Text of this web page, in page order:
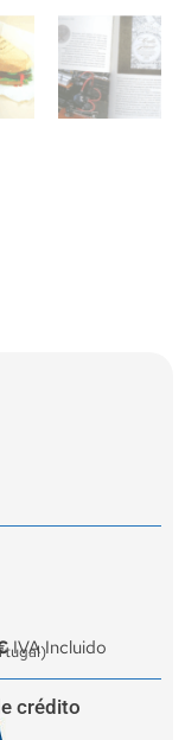
IVA Incluido
crédito